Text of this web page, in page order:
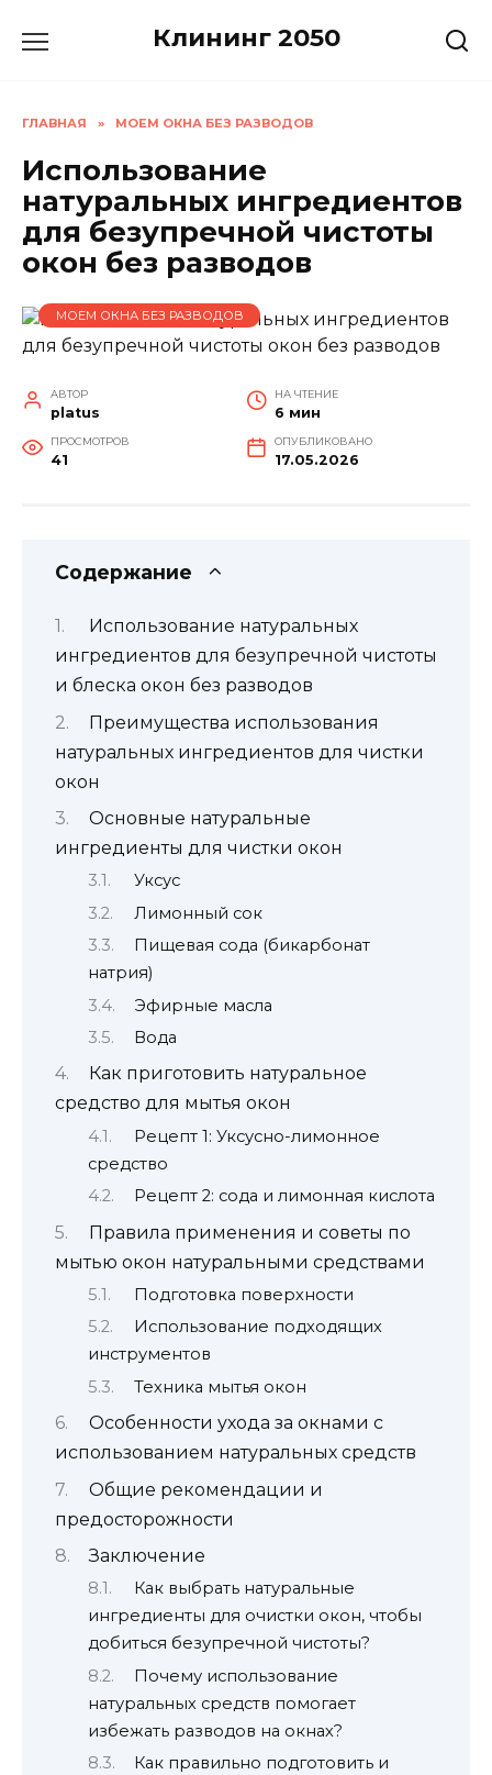
Клининг 2050
ГЛАВНАЯ » МОЕМ ОКНА БЕЗ РАЗВОДОВ
Использование
натуральных ингредиентов
для безупречной чистоты
окон без разводов
МОЕМ ОКНА БЕЗ РАЗВОДОВ
АВТОР
platus
НА ЧТЕНИЕ
6 мин
ПРОСМОТРОВ
41
ОПУБЛИКОВАНО
17.05.2026
Содержание
Использование натуральных
ингредиентов для безупречной чистоты
и блеска окон без разводов
Преимущества использования
натуральных ингредиентов для чистки
окон
Основные натуральные
ингредиенты для чистки окон
Уксус
Лимонный сок
Пищевая сода (бикарбонат
натрия)
Эфирные масла
Вода
Как приготовить натуральное
средство для мытья окон
Рецепт 1: Уксусно-лимонное
средство
Рецепт 2: сода и лимонная кислота
Правила применения и советы по
мытью окон натуральными средствами
Подготовка поверхности
Использование подходящих
инструментов
Техника мытья окон
Особенности ухода за окнами с
использованием натуральных средств
Общие рекомендации и
предосторожности
Заключение
Как выбрать натуральные
ингредиенты для очистки окон, чтобы
добиться безупречной чистоты?
Почему использование
натуральных средств помогает
избежать разводов на окнах?
Как правильно подготовить и